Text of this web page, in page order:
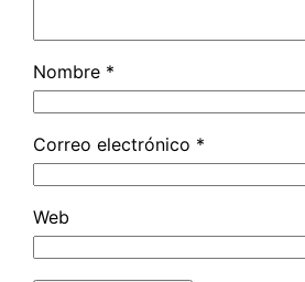
Nombre *
Correo electrónico *
Web